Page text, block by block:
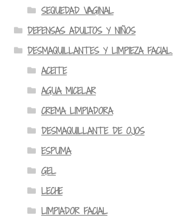
SEQUEDAD VAGINAL
DEFENSAS ADULTOS Y NIÑOS
DESMAQUILLANTES Y LIMPIEZA FACIAL.
ACEITE
AGUA MICELAR
CREMA LIMPIADORA
DESMAQUILLANTE DE OJOS
ESPUMA
GEL
LECHE
LIMPIADOR FACIAL